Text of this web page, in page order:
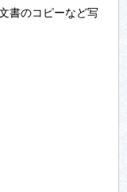
書のコピーなど写